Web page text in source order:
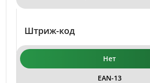
Штриж-код
Нет
EAN-13